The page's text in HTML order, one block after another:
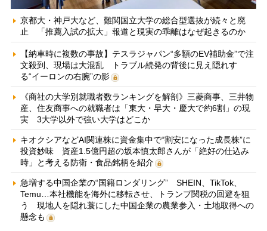
京都大・神戸大など、難関国立大学の総合型選抜が続々と廃
止 「推薦入試の拡大」報道と現実の乖離はなぜ起きるのか
【納車時に複数の事故】テスラジャパン“多額のEV補助金”で注
文殺到、現場は大混乱 トラブル続発の背後に見え隠れす
る“イーロンの右腕”の影
《商社の大学別就職者数ランキングを解剖》三菱商事、三井物
産、住友商事への就職者は「東大・早大・慶大で約6割」の現
実 3大学以外で強い大学はどこか
キオクシアなどAI関連株に資金集中で“割安になった成長株”に
投資妙味 資産1.5億円超の坂本慎太郎さんが「絶好の仕込み
時」と考える防衛・食品銘柄を紹介
急増する中国企業の“国籍ロンダリング” SHEIN、TikTok、
Temu…本社機能を海外に移転させ、トランプ関税の回避を狙
う 現地人を隠れ蓑にした中国企業の農業参入・土地取得への
懸念も